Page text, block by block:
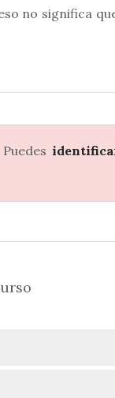
no significa